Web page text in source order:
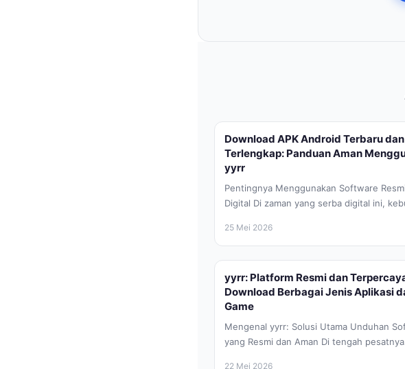
Download APK Android Terbaru dan
Terlengkap: Panduan Aman
yyrr
Pentingnya Menggunakan Software
Digital Di zaman yang serba digital ini,
25 Mei 2026
yyrr: Platform Resmi dan
Download Berbagai Jenis Aplikasi
Game
Mengenal yyrr: Solusi Utama Unduhan
yang Resmi dan Aman Di tengah pesatnya
22 Mei 2026